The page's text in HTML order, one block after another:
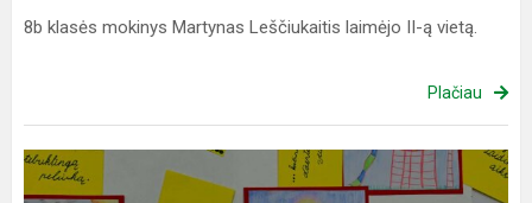
8b klasės mokinys Martynas Leščiukaitis laimėjo II-ą vietą.
Plačiau
Virtuali
paroda